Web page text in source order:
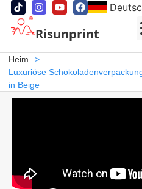
Risunprint
Heim
>
Luxuriöse
in Beige